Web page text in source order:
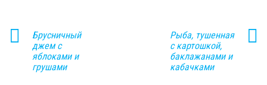
Брусничный
джем с
яблоками и
грушами
Рыба, тушенная
с картошкой,
баклажанами и
кабачками